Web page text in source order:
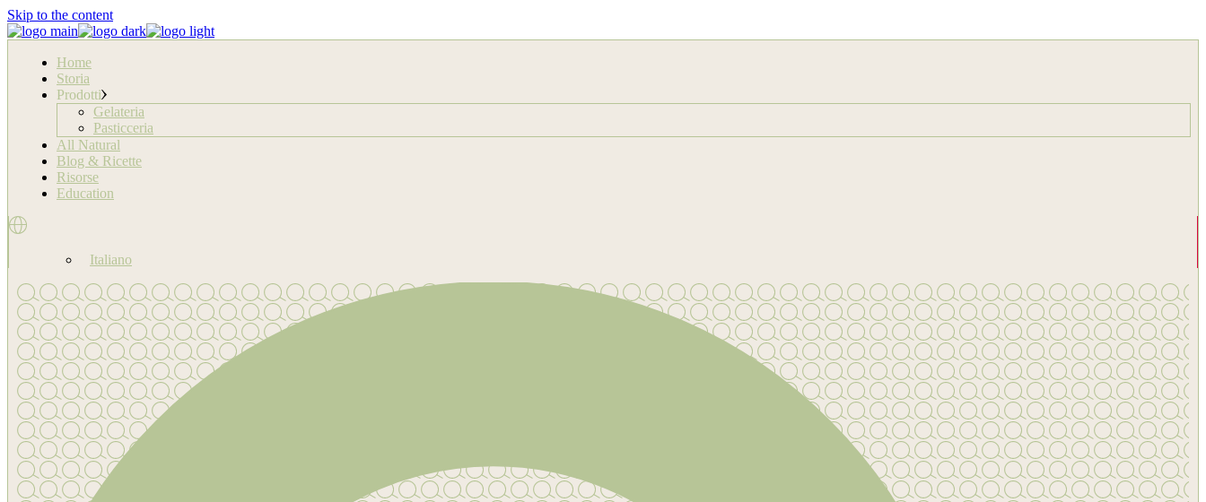
Skip to the content
Home
Storia
Prodotti
Gelateria
Pasticceria
All Natural
Blog & Ricette
Risorse
Education
Italiano